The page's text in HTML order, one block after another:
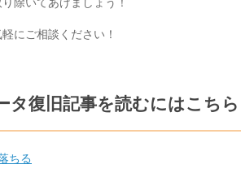
にご相談ください！
タ復旧記事を読むにはこちら
ちる